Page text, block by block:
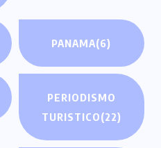
PANAMA(6)
PERIODISMO
TURISTICO(22)